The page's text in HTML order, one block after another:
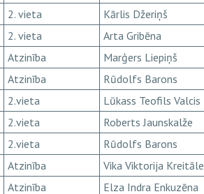
2. vieta Kārlis Džeriņš
2. vieta Arta Gribēna
Atzinība Marģers Liepiņš
Atzinība Rūdolfs Barons
2.vieta Lūkass Teofils Valcis
2.vieta Roberts Jaunskalže
2.vieta Rūdolfs Barons
Atzinība Vika Viktorija Kreitāle
Atzinība Elza Indra Enkuzēna